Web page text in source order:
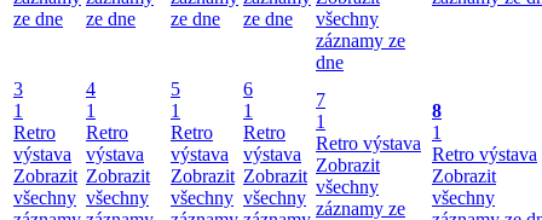
ze dne
ze dne
ze dne
ze dne
všechny
záznamy ze
dne
3
1
Retro
výstava
Zobrazit
všechny
4
1
Retro
výstava
Zobrazit
všechny
5
1
Retro
výstava
Zobrazit
všechny
6
1
Retro
výstava
Zobrazit
všechny
7
1
Retro výstava
Zobrazit
všechny
záznamy ze
8
1
Retro výstava
Zobrazit
všechny